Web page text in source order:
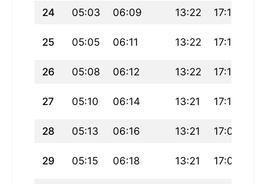
24 05:03 06:09 13:22 17:15
25 05:05 06:11 13:22 17:13
26 05:08 06:12 13:22 17:12
27 05:10 06:14 13:21 17:10
28 05:13 06:16 13:21 17:09
29 05:15 06:18 13:21 17:07